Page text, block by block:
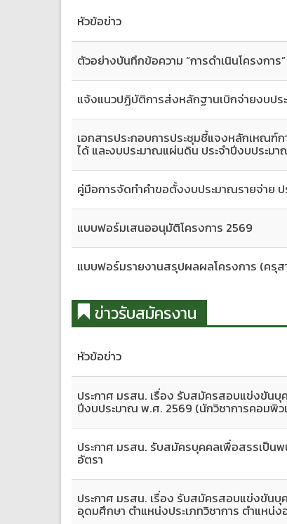
หัวข้อข่าว
ตัวอย่างบันทึกข้อความ “การดำเนินโครงกา
แจ้งแนวปฏิบัติการส่งหลักฐานเบิกจ่ายงบปร
เอกสารประกอบการประชุมชี้แจงหลักเหณฑ์
ได้ และงบประมาณแผ่นดิน ประจำปีงบประม
คู่มือการจัดทำคำขอตั้งงบประมาณรายจ่าย
แบบฟอร์มเสนออนุมัติโครงการ 2569
แบบฟอร์มรายงานสรุปผลผลโครงการ (ครุ
ข่าวรับสมัครงาน
หัวข้อข่าว
ประกาศ มรสน. เรื่อง รับสมัครสอบแข่งขันบุ
ปีงบประมาณ พ.ศ. 2569 (นักวิชาการคอมพิว
ประกาศ มรสน. รับสมัครบุคคลเพื่อสรรเป็น
อัตรา
ประกาศ มรสน. เรื่อง รับสมัครสอบแข่งขันบุ
อุดมศึกษา ตำแหน่งประเภทวิชาการ ตำแหน่ง